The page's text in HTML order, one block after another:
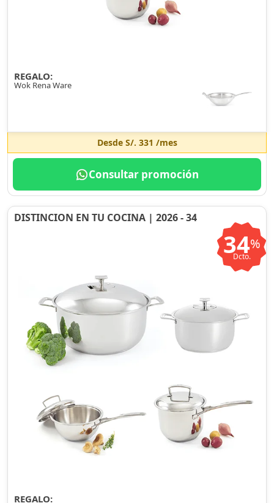
REGALO:
Wok Rena Ware
Desde S/. 331 /mes
Consultar promoción
DISTINCION EN TU COCINA | 2026 - 34
34%
Dcto.
REGALO: